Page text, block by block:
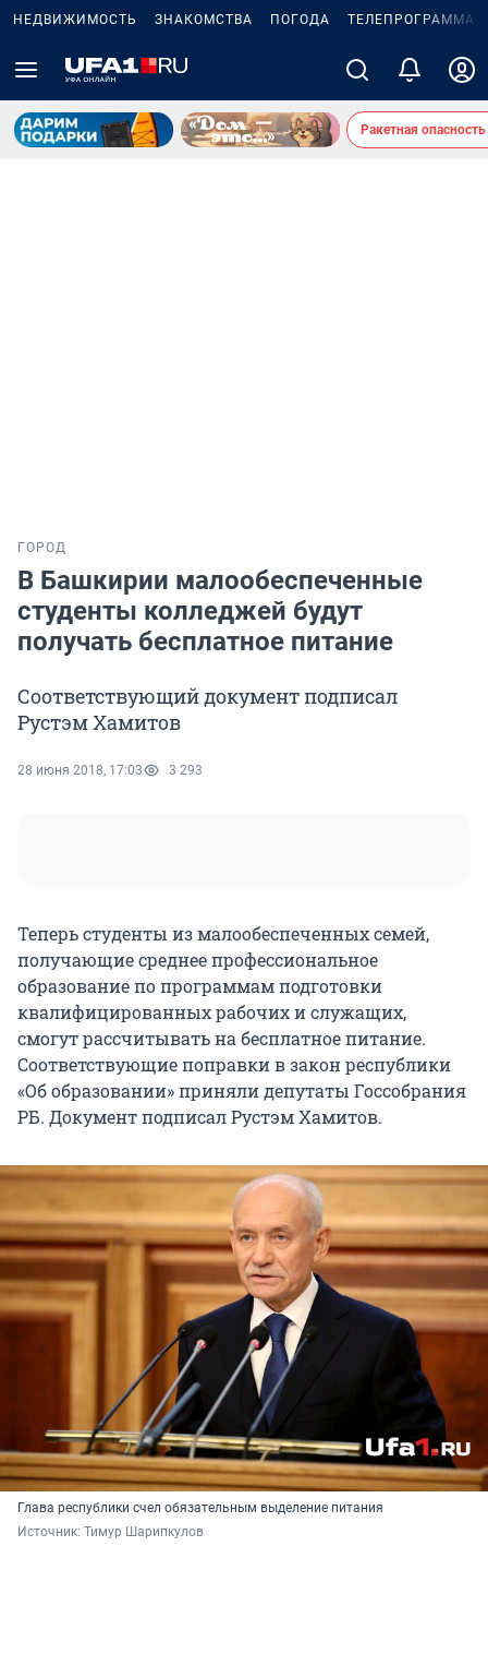
НЕДВИЖИМОСТЬ ЗНАКОМСТВА ПОГОДА ТЕЛЕПРОГРАММА
Ракетная
ГОРОД
В Башкирии малообеспеченные
студенты колледжей будут
получать бесплатное питание
Соответствующий документ подписал
Рустэм Хамитов
28 июня 2018, 17:03 3 293
Теперь студенты из малообеспеченных семей,
получающие среднее профессиональное
образование по программам подготовки
квалифицированных рабочих и служащих,
смогут рассчитывать на бесплатное питание.
Соответствующие поправки в закон республики
«Об образовании» приняли депутаты Госсобрания
РБ. Документ подписал Рустэм Хамитов.
Глава республики счел обязательным выделение питания
Источник: Тимур Шарипкулов